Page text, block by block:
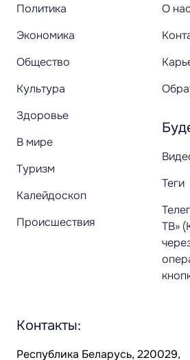
Политика
Экономика
Общество
Культура
Здоровье
В мире
Туризм
Калейдоскоп
Происшествия
О нас
Теги
ТВ»
Контакты:
Республика Беларусь, 220029,